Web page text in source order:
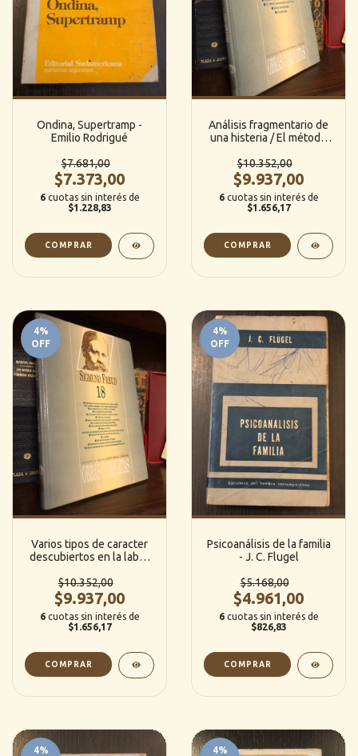
Ondina, Supertramp -
Emilio Rodrigué
$7.681,00
$7.373,00
6 cuotas sin interés de
$1.228,83
Análisis fragmentario de
una histeria / El método
Sobre psicoterapia /
Psicoterapia - Sigmund
Freud
$10.352,00
$9.937,00
6 cuotas sin interés de
$1.656,17
4%
OFF
Varios tipos de caracter
descubiertos en la labor
mitológico a una imagen
obsesiva plástica/ Otros -
Sigmund Freud
$10.352,00
$9.937,00
6 cuotas sin interés de
$1.656,17
4%
OFF
Psicoanálisis de la familia
- J. C. Flugel
$5.168,00
$4.961,00
6 cuotas sin interés de
$826,83
4%
4%